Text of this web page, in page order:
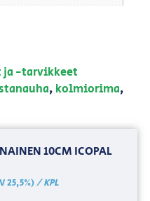
ja -tarvikkeet
, kolmiorima,
10CM ICOPAL
25,5%)/ KPL